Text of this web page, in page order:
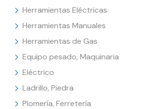
Herramientas Eléctricas
Herramientas Manuales
Herramientas de Gas
Equipo pesado, Maquinaria
Eléctrico
Ladrillo, Piedra
Plomería, Ferretería